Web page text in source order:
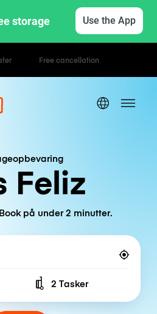
storage Use the App
/ Daily Rates
Feliz
på under 2 minutter.
Number of bags
2 Tasker